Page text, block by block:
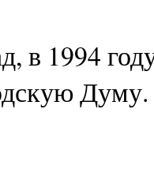
в 1994
Думу.